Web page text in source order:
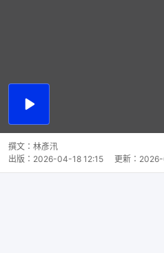
播
撰文： 林彥汛
出版： 2026-04-18 12:15 更新：